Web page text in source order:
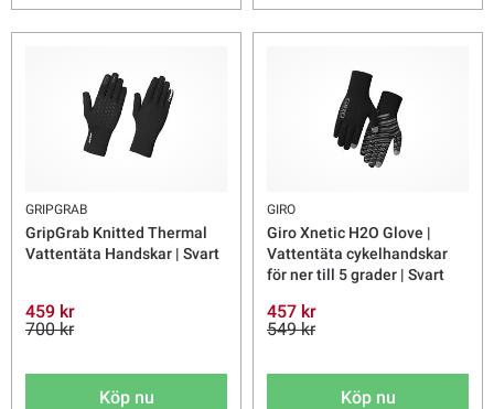
GRIPGRAB
GripGrab Knitted Thermal
Vattentäta Handskar | Svart
459 kr
700 kr
Köp nu
GIRO
Giro Xnetic H2O Glove |
Vattentäta cykelhandskar
för ner till 5 grader | Svart
457 kr
549 kr
Köp nu